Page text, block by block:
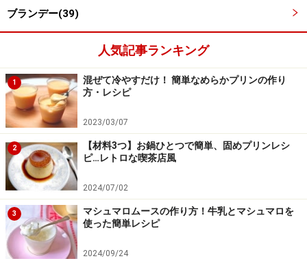
ブランデー(39)
人気記事ランキング
1
混ぜて冷やすだけ！ 簡単なめらかプリンの作り
方・レシピ
2023/03/07
2
【材料3つ】お鍋ひとつで簡単、固めプリンレシ
ピ…レトロな喫茶店風
2024/07/02
3
マシュマロムースの作り方！牛乳とマシュマロを
使った簡単レシピ
2024/09/24